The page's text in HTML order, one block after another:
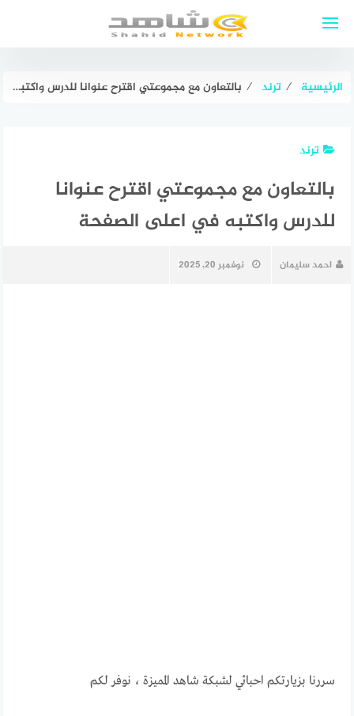
الرئيسية ⁄ ترند ⁄ بالتعاون مع مجموعتي اقترح عنوانا للدرس واكتبه في اعلى الصفحة
ترند
بالتعاون مع مجموعتي اقترح عنوانا
للدرس واكتبه في اعلى الصفحة
احمد سليمان نوفمبر 20, 2025
سررنا بزيارتكم احبائي لشبكة شاهد المميزة ، نوفر لكم